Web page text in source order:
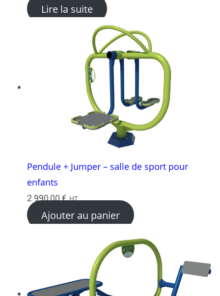
Lire la suite: Vélo + Stepper – salle de
Pendule + Jumper – salle de sport pour
enfants
2 990,00€ HT
Ajouter au panier